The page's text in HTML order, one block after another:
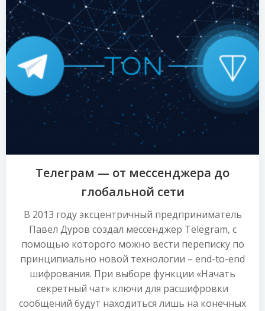
Телеграм — от мессенджера до
глобальной сети
В 2013 году эксцентричный предприниматель
Павел Дуров создал мессенджер Telegram, с
помощью которого можно вести переписку по
принципиально новой технологии – end-to-end
шифрования. При выборе функции «Начать
секретный чат» ключи для расшифровки
сообщений будут находиться лишь на конечных